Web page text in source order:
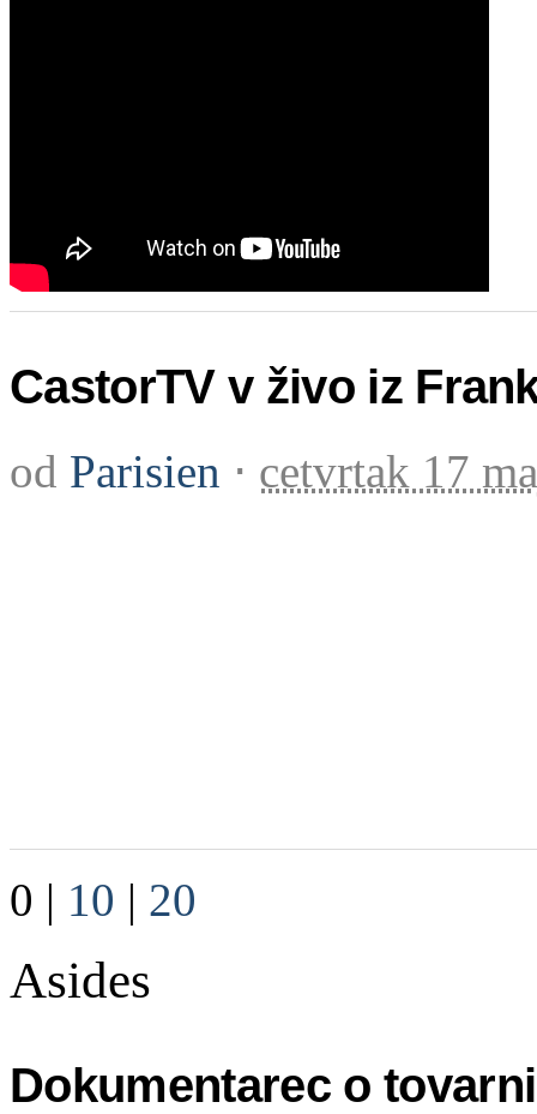
CastorTV v živo iz
od Parisien ⋅ cetvrtak 17
0 | 10 | 20
Asides
Dokumentarec o